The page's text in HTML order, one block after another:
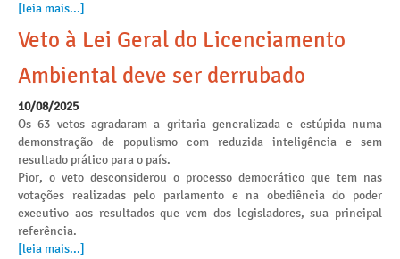
[leia mais...]
Veto à Lei Geral do Licenciamento
Ambiental deve ser derrubado
10/08/2025
Os 63 vetos agradaram a gritaria generalizada e estúpida numa
demonstração de populismo com reduzida inteligência e sem
resultado prático para o país.
Pior, o veto desconsiderou o processo democrático que tem nas
votações realizadas pelo parlamento e na obediência do poder
executivo aos resultados que vem dos legisladores, sua principal
referência.
[leia mais...]